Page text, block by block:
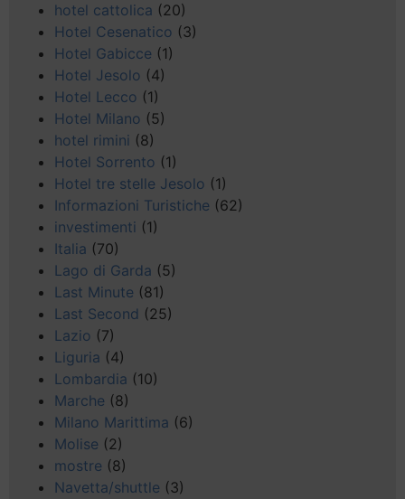
hotel cattolica (20)
Hotel Cesenatico (3)
Hotel Gabicce (1)
Hotel Jesolo (4)
Hotel Lecco (1)
Hotel Milano (5)
hotel rimini (8)
Hotel Sorrento (1)
Hotel tre stelle Jesolo (1)
Informazioni Turistiche (62)
investimenti (1)
Italia (70)
Lago di Garda (5)
Last Minute (81)
Last Second (25)
Lazio (7)
Liguria (4)
Lombardia (10)
Marche (8)
Milano Marittima (6)
Molise (2)
mostre (8)
Navetta/shuttle (3)